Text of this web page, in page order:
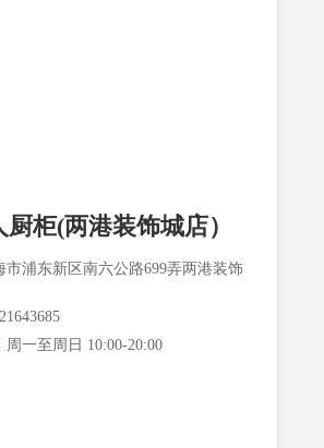
柜(两港装饰城店）
市浦东新区南六公路699弄两港装饰
周一至周日 10:00-20:00